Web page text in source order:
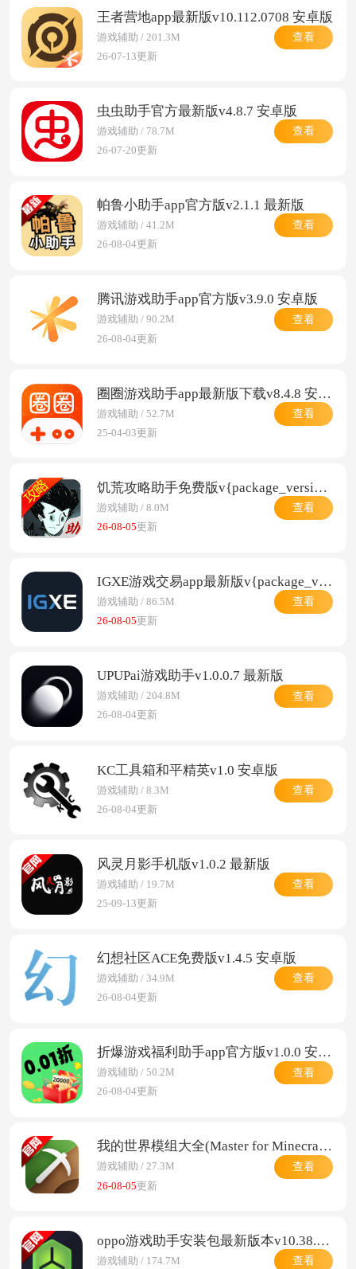
王者营地app最新版v10.112.0708 安卓版
游戏辅助 / 201.3M
26-07-13更新
查看
虫虫助手官方最新版v4.8.7 安卓版
游戏辅助 / 78.7M
26-07-20更新
查看
帕鲁小助手app官方版v2.1.1 最新版
游戏辅助 / 41.2M
26-08-04更新
查看
腾讯游戏助手app官方版v3.9.0 安卓版
游戏辅助 / 90.2M
26-08-04更新
查看
圈圈游戏助手app最新版下载v8.4.8 安卓版
游戏辅助 / 52.7M
25-04-03更新
查看
饥荒攻略助手免费版v{package_version_name} 安卓版
游戏辅助 / 8.0M
26-08-05更新
查看
IGXE游戏交易app最新版v{package_version_name} 安卓版
游戏辅助 / 86.5M
26-08-05更新
查看
UPUPai游戏助手v1.0.0.7 最新版
游戏辅助 / 204.8M
26-08-04更新
查看
KC工具箱和平精英v1.0 安卓版
游戏辅助 / 8.3M
26-08-04更新
查看
风灵月影手机版v1.0.2 最新版
游戏辅助 / 19.7M
25-09-13更新
查看
幻想社区ACE免费版v1.4.5 安卓版
游戏辅助 / 34.9M
26-08-04更新
查看
折爆游戏福利助手app官方版v1.0.0 安卓版
游戏辅助 / 50.2M
26-08-04更新
查看
我的世界模组大全(Master for Minecraft PE)v{package_version_name} 安卓版
游戏辅助 / 27.3M
26-08-05更新
查看
oppo游戏助手安装包最新版本v10.38.3 最新版
游戏辅助 / 174.7M 查看